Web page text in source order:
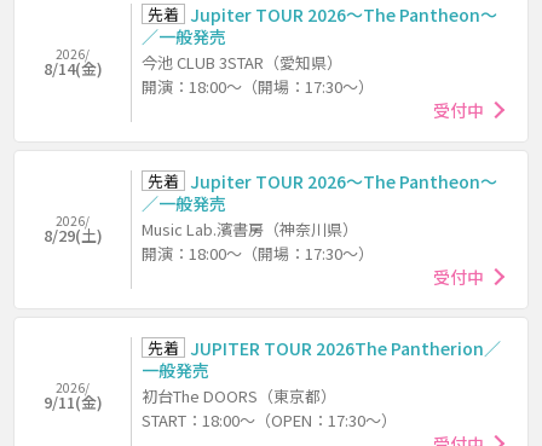
2026/
8/14(金)
先着 Jupiter TOUR 2026～The Pantheon～
／一般発売
今池 CLUB 3STAR（愛知県）
開演：18:00～（開場：17:30～）
受付中
2026/
8/29(土)
先着 Jupiter TOUR 2026～The Pantheon～
／一般発売
Music Lab.濱書房（神奈川県）
開演：18:00～（開場：17:30～）
受付中
2026/
9/11(金)
先着 JUPITER TOUR 2026The Pantherion／
一般発売
初台The DOORS（東京都）
START：18:00～（OPEN：17:30～）